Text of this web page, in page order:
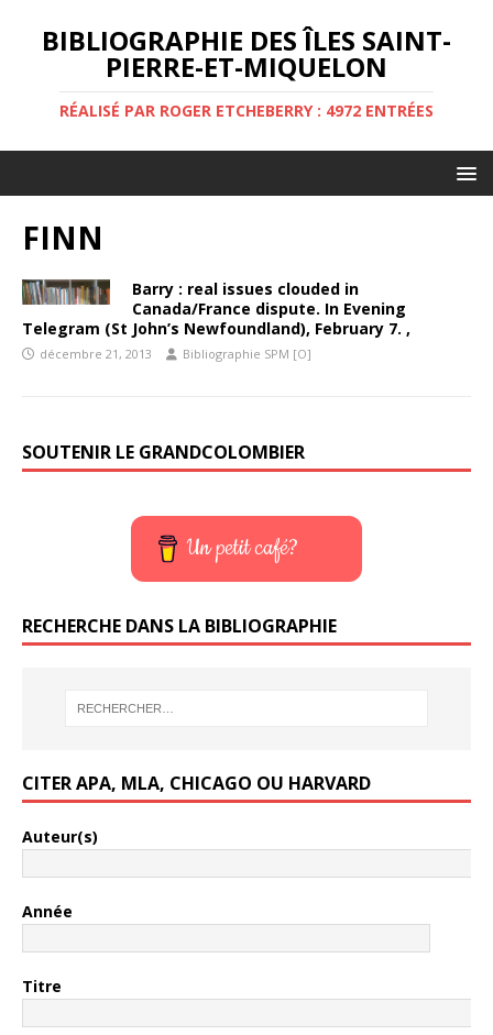
BIBLIOGRAPHIE DES ÎLES SAINT-
PIERRE-ET-MIQUELON
RÉALISÉ PAR ROGER ETCHEBERRY : 4972 ENTRÉES
FINN
Barry : real issues clouded in
Canada/France dispute. In Evening
Telegram (St John’s Newfoundland), February 7. ,
décembre 21, 2013 Bibliographie SPM [O]
SOUTENIR LE GRANDCOLOMBIER
Un petit café?
RECHERCHE DANS LA BIBLIOGRAPHIE
CITER APA, MLA, CHICAGO OU HARVARD
Auteur(s)
Année
Titre